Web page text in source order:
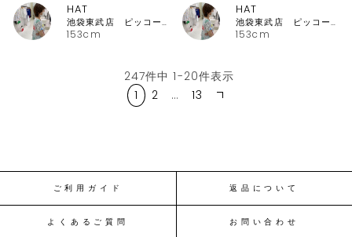
153cm
HAT
池袋東武店 ピッコーネ・ピッコーネクラブ
153cm
HAT
池袋東武店 ピッコーネ・ピッコーネクラブ
247件中 1-20件表示
1
2 … 13
ご利用ガイド 返品について
よくあるご質問 お問い合わせ